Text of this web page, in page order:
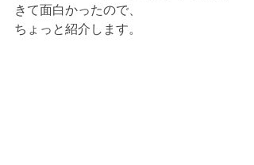
きて面白かったので、
ちょっと紹介します。